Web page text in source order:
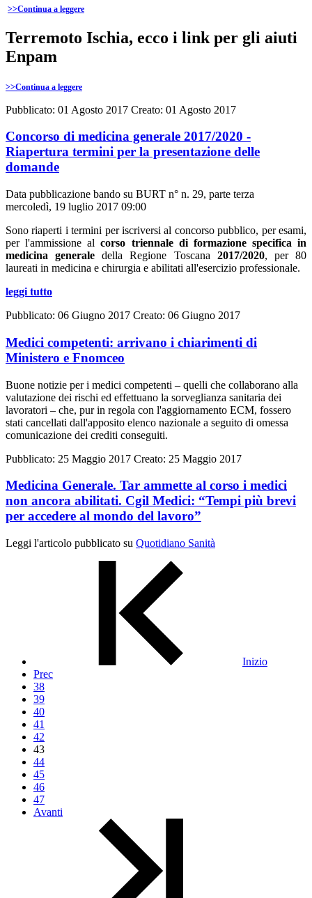
>>Continua a leggere
Terremoto Ischia, ecco i link per gli aiuti
Enpam
>>Continua a leggere
Pubblicato: 01 Agosto 2017 Creato: 01 Agosto 2017
Concorso di medicina generale 2017/2020 -
Riapertura termini per la presentazione delle
domande
Data pubblicazione bando su BURT n° n. 29, parte terza
mercoledì, 19 luglio 2017 09:00
Sono riaperti i termini per iscriversi al concorso pubblico, per esami,
per l'ammissione alcorso triennale di formazione specifica in
medicina generale della Regione Toscana 2017/2020, per 80
laureati in medicina e chirurgia e abilitati all'esercizio professionale.
leggi tutto
Pubblicato: 06 Giugno 2017 Creato: 06 Giugno 2017
Medici competenti: arrivano i chiarimenti di
Ministero e Fnomceo
Buone notizie per i medici competenti – quelli che collaborano alla
valutazione dei rischi ed effettuano la sorveglianza sanitaria dei
lavoratori – che, pur in regola con l'aggiornamento ECM, fossero
stati cancellati dall'apposito elenco nazionale a seguito di omessa
comunicazione dei crediti conseguiti.
Pubblicato: 25 Maggio 2017 Creato: 25 Maggio 2017
Medicina Generale. Tar ammette al corso i medici
non ancora abilitati. Cgil Medici: “Tempi più brevi
per accedere al mondo del lavoro”
Leggi l'articolo pubblicato su Quotidiano Sanità
Inizio
Prec
38
39
40
41
42
43
44
45
46
47
Avanti